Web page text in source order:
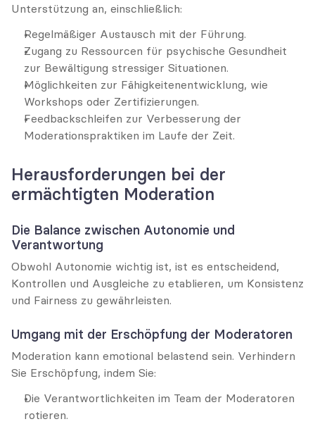
Unterstützung an, einschließlich:
Regelmäßiger Austausch mit der Führung.
Zugang zu Ressourcen für psychische Gesundheit
zur Bewältigung stressiger Situationen.
Möglichkeiten zur Fähigkeitenentwicklung, wie
Workshops oder Zertifizierungen.
Feedbackschleifen zur Verbesserung der
Moderationspraktiken im Laufe der Zeit.
Herausforderungen bei der
ermächtigten Moderation
Die Balance zwischen Autonomie und
Verantwortung
Obwohl Autonomie wichtig ist, ist es entscheidend,
Kontrollen und Ausgleiche zu etablieren, um Konsistenz
und Fairness zu gewährleisten.
Umgang mit der Erschöpfung der Moderatoren
Moderation kann emotional belastend sein. Verhindern
Sie Erschöpfung, indem Sie:
Die Verantwortlichkeiten im Team der Moderatoren
rotieren.